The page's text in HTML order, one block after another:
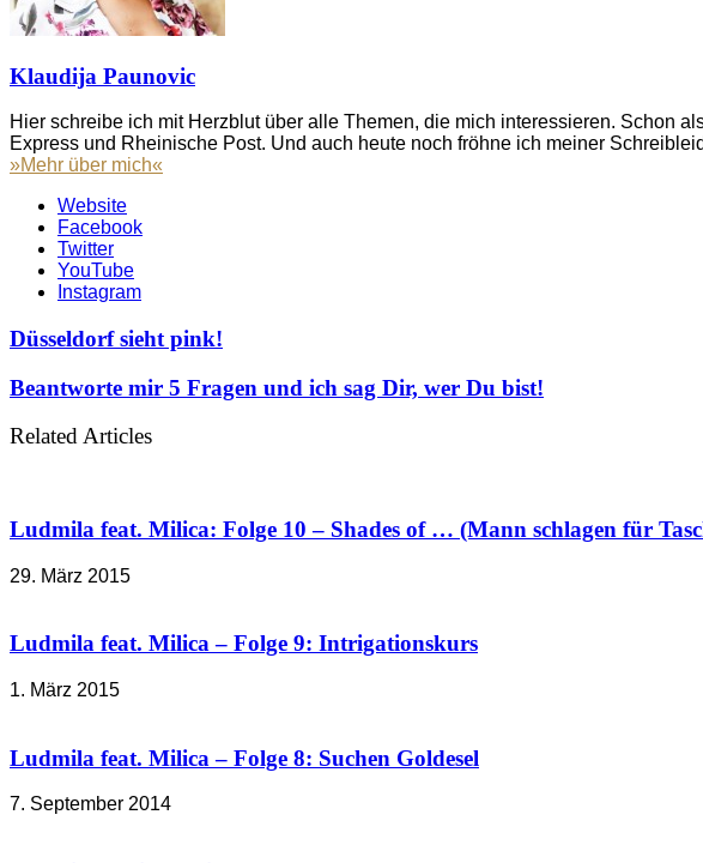
Klaudija Paunovic
Hier schreibe ich mit Herzblut über alle Themen, die mich interessieren. Schon
Express und Rheinische Post. Und auch heute noch fröhne ich meiner
»Mehr über mich«
Website
Facebook
Twitter
YouTube
Instagram
Düsseldorf sieht pink!
Beantworte mir 5 Fragen und ich sag Dir, wer Du bist!
Related Articles
Ludmila feat. Milica: Folge 10 – Shades of … (Mann schlagen für
29. März 2015
Ludmila feat. Milica – Folge 9: Intrigationskurs
1. März 2015
Ludmila feat. Milica – Folge 8: Suchen Goldesel
7. September 2014